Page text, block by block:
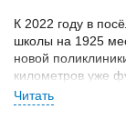
первых этажах, в
территории
диспетчерская
проекте
счётчики с
К 2022 году в
школы на 1925
новой
километров уже
государственные
медучреждение.